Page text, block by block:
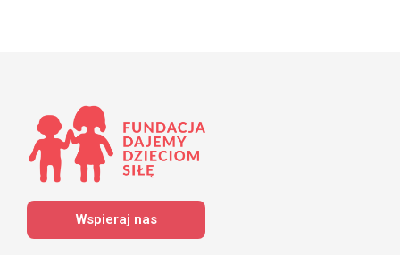
Wspieraj nas